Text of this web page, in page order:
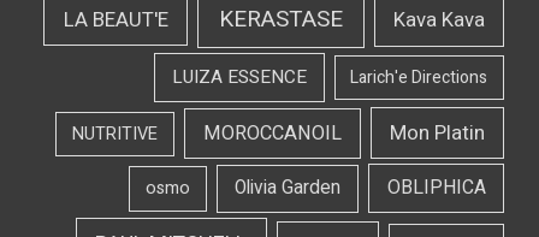
Kava Kava
KERASTASE
LA BEAUT'E
Larich'e Directions
LUIZA ESSENCE
Mon Platin
MOROCCANOIL
NUTRITIVE
OBLIPHICA
Olivia Garden
osmo